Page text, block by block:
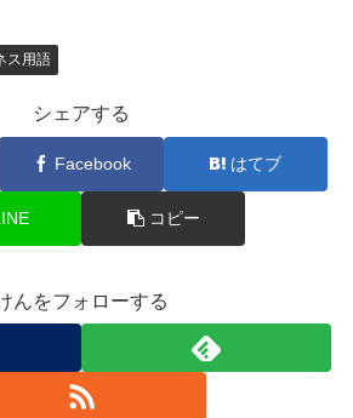
ス用語
シェアする
Facebook はてブ
コピー
んをフォローする